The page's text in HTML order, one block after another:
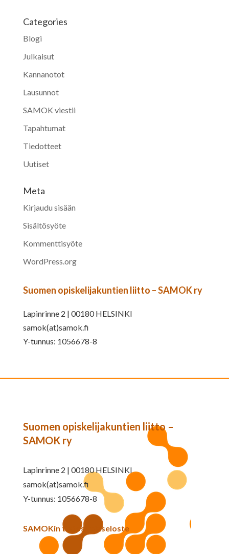
Categories
Blogi
Julkaisut
Kannanotot
Lausunnot
SAMOK viestii
Tapahtumat
Tiedotteet
Uutiset
Meta
Kirjaudu sisään
Sisältösyöte
Kommenttisyöte
WordPress.org
Suomen opiskelijakuntien liitto – SAMOK ry
Lapinrinne 2 | 00180 HELSINKI
samok(at)samok.fi
Y-tunnus: 1056678-8
Suomen opiskelijakuntien liitto –
SAMOK ry
Lapinrinne 2 | 00180 HELSINKI
samok(at)samok.fi
Y-tunnus: 1056678-8
SAMOKin tietosuojaseloste